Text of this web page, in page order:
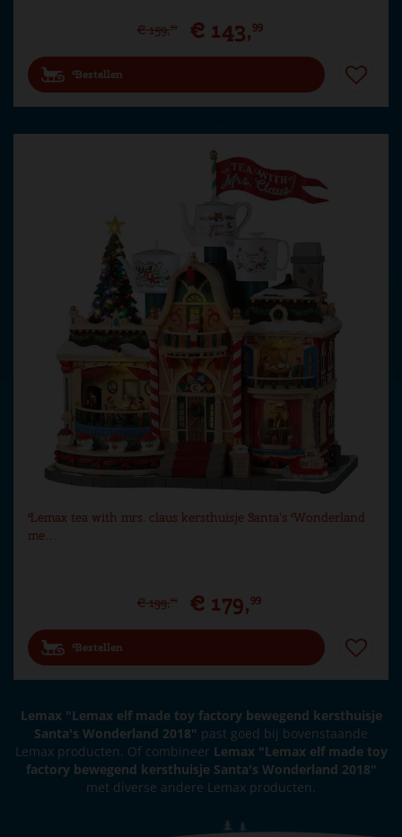
€ 159,99 € 143,99
Bestellen
Lemax tea with mrs. claus kersthuisje Santa's Wonderland
me…
€ 199,99 € 179,99
Bestellen
Lemax "Lemax elf made toy factory bewegend kersthuisje
Santa's Wonderland 2018" past goed bij bovenstaande
Lemax producten. Of combineer Lemax "Lemax elf made toy
factory bewegend kersthuisje Santa's Wonderland 2018"
met diverse andere Lemax producten.